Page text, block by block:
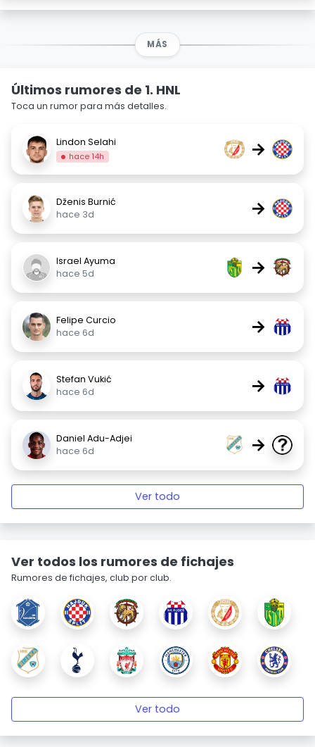
MÁS
Últimos rumores de 1. HNL
Toca un rumor para más detalles.
Lindon Selahi
hace 14h →
Dženis Burnić
hace 3d
→
Israel Ayuma
hace 5d
→
Felipe Curcio
hace 6d
→
Stefan Vukić
hace 6d
→
Daniel Adu-Adjei
hace 6d
→
Ver todo
Ver todos los rumores de fichajes
Rumores de fichajes, club por club.
Ver todo